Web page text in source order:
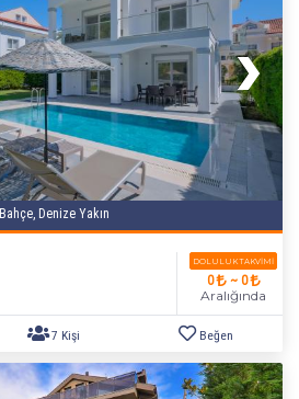
Beğen
Bahçe, Denize Yakın
DOLULUK TAKVIMI
0 ~ 0
Aralığında